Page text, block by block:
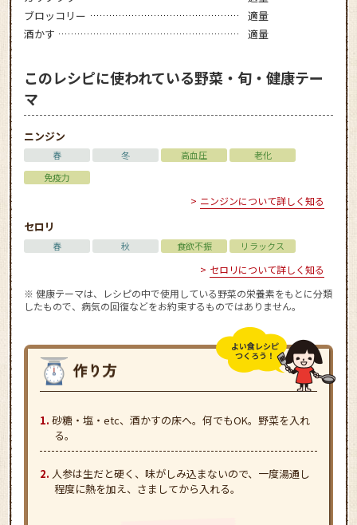
ブロッコリー
適量
酒かす
適量
このレシピに使われている野菜・旬・健康テー
マ
ニンジン
春 冬 高血圧
老化
免疫力
ニンジンについて詳しく知る
セロリ
春 秋 食欲不振 リラックス
セロリについて詳しく知る
※ 健康テーマは、レシピの中で使用している野菜の栄養素をもとに分類
したもので、病気の回復などをお約束するものではありません。
よい食レシピ
つくろう！
砂糖・塩・etc、酒かすの床へ。何でもOK。野菜を入れ
る。
人参は生だと硬く、味がしみ込まないので、一度湯通し
程度に熱を加え、さましてから入れる。